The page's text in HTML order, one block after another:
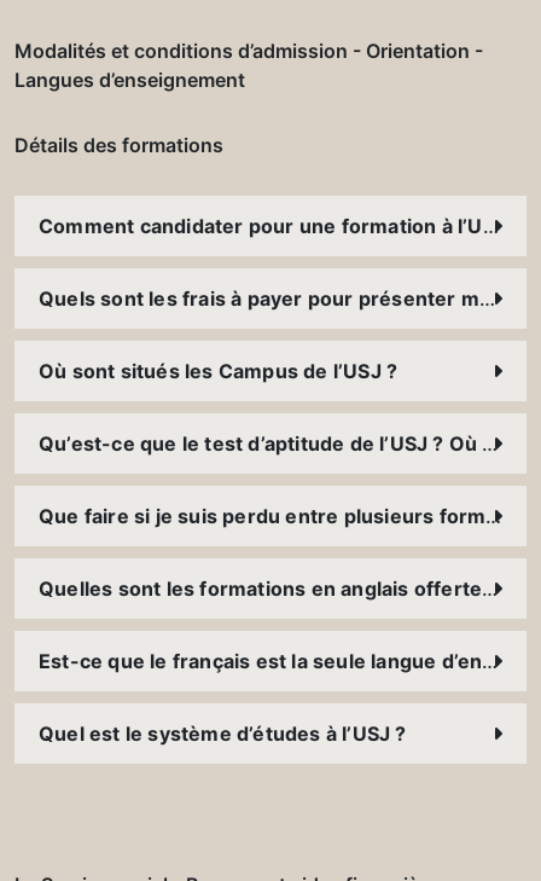
Modalités et conditions d’admission - Orientation -
Langues d’enseignement
Détails des formations
Comment candidater pour une formation à l’USJ ?
Quels sont les frais à payer pour présenter mon dossier ?
Où sont situés les Campus de l’USJ ?
Qu’est-ce que le test d’aptitude de l’USJ ? Où et comment puis-je le présenter ?
Que faire si je suis perdu entre plusieurs formations ?
Quelles sont les formations en anglais offertes à l’USJ ?
Est-ce que le français est la seule langue d’enseignement à l’USJ ?
Quel est le système d’études à l’USJ ?